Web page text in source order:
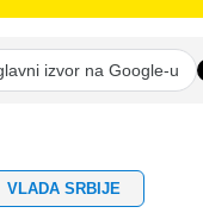
izvor na Google-u
VLADA SRBIJE